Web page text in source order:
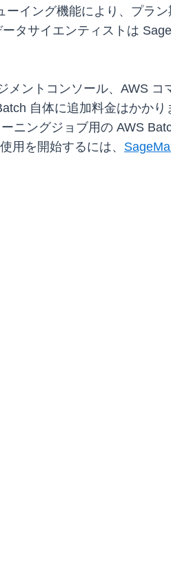
イング機能により、プラ
タサイエンティストは
ントコンソール、AWS
自体に追加料金はかか
ニングジョブ用の AWS
用を開始するには、